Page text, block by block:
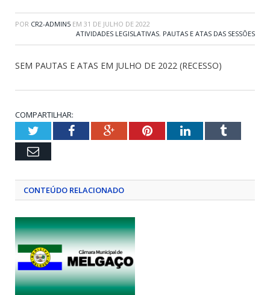
POR CR2-ADMIN5 EM 31 DE JULHO DE 2022
ATIVIDADES LEGISLATIVAS, PAUTAS E ATAS DAS SESSÕES
SEM PAUTAS E ATAS EM JULHO DE 2022 (RECESSO)
COMPARTILHAR:
TwitterFacebookGoogle+PinterestLinkedInTumblr
Email
CONTEÚDO RELACIONADO